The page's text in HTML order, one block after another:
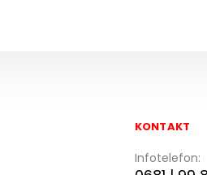
KONTAKT
Infotelefon: